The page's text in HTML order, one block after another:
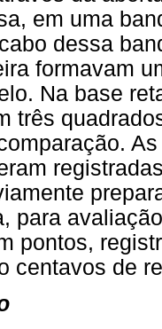
em uma
dessa
formavam
Na base
três
para
pontos,
centavos de